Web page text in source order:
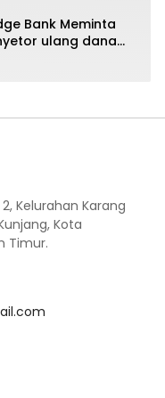
Bank Meminta
ulang dana
Kelurahan Karang
Kota
Timur.